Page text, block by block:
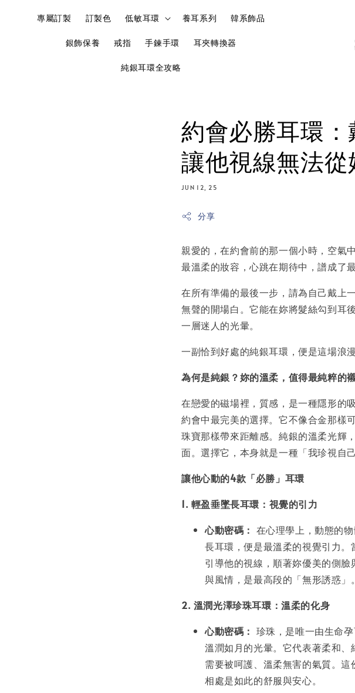
專屬訂製 訂製色 低敏耳環 養耳系列 韓系飾品
銀飾保養 戒指 手鍊手環 耳夾轉換器
純銀耳環全攻略
約會必勝耳環：
讓他視線無法
JUN 12, 25
分享
親愛的，在約會前的那一個小時，空氣
最溫柔的妝容，心跳在期待中，譜成了
在所有準備的最後一步，請為自己戴上
無聲的開場白。它能在妳將髮絲勾到耳
一層迷人的光暈。
一副恰到好處的純銀耳環，便是這場浪
為何是純銀？妳的溫柔，值得最純粹的
在戀愛的磁場裡，質感，是一種隱形的
約會中最完美的選擇。它不像合金那樣
珠寶那樣帶來距離感。純銀的溫柔光輝
面。選擇它，本身就是一種「我珍視自
讓他心動的4款「必勝」耳環
1. 輕盈垂墜長耳環：視覺的引力
心動密碼： 在心理學上，動態的
長耳環，便是最溫柔的視覺引力
引導他的視線，順著妳優美的側
與風情，是最高段的「無形誘惑」。
2. 溫潤光澤珍珠耳環：溫柔的化身
心動密碼： 珍珠，是唯一由生命
溫潤如月的光暈。它代表著柔和
需要被呵護、溫柔無害的氣質。
相處是如此的舒服與安心。